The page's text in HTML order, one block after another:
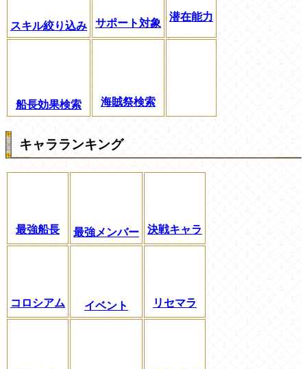
スキル絞り込み サポート対象
潜在能力
船長効果検索 海賊祭検索
キャラランキング
最強船長 最強メンバー 決戦キャラ
コロシアム イベント リセマラ